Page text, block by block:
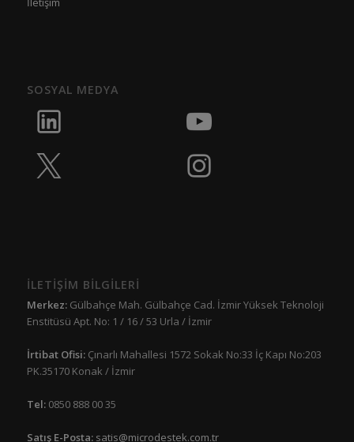
SOSYAL MEDYA
İLETİŞİM BİLGİLERİ
Merkez:Gülbahçe Mah. Gülbahçe Cad. İzmir Yüksek Teknoloji
Enstitüsü Apt. No: 1 / 16 / 53 Urla / İzmir
İrtibat Ofisi: Çınarlı Mahallesi 1572 Sokak No:33 İç Kapı No:203
PK.35170 Konak / İzmir
Tel:0850 888 00 35
Satış E-Posta: satis@microdestek.com.tr